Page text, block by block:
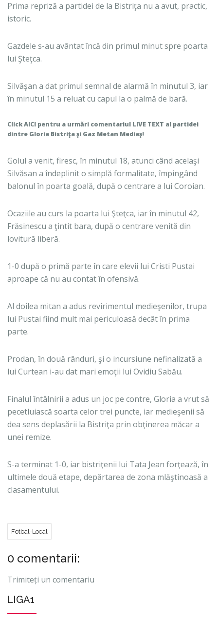
Prima repriză a partidei de la Bistriţa nu a avut, practic,
istoric.
Gazdele s-au avântat încă din primul minut spre poarta
lui Şteţca.
Silvăşan a dat primul semnal de alarmă în minutul 3, iar
în minutul 15 a reluat cu capul la o palmă de bară.
Click AICI pentru a urmări comentariul LIVE TEXT al partidei
dintre Gloria Bistriţa şi Gaz Metan Mediaş!
Golul a venit, firesc, în minutul 18, atunci când acelaşi
Silvăsan a îndeplinit o simplă formalitate, împingând
balonul în poarta goală, după o centrare a lui Coroian.
Ocaziile au curs la poarta lui Şteţca, iar în minutul 42,
Frăsinescu a ţintit bara, după o centrare venită din
lovitură liberă.
1-0 după o primă parte în care elevii lui Cristi Pustai
aproape că nu au contat în ofensivă.
Al doilea mitan a adus revirimentul medieşenilor, trupa
lui Pustai fiind mult mai periculoasă decât în prima
parte.
Prodan, în două rânduri, şi o incursiune nefinalizată a
lui Curtean i-au dat mari emoţii lui Ovidiu Sabău.
Finalul întâlnirii a adus un joc pe contre, Gloria a vrut să
pecetluiască soarta celor trei puncte, iar medieşenii să
dea sens deplasării la Bistriţa prin obţinerea măcar a
unei remize.
S-a terminat 1-0, iar bistriţenii lui Tata Jean forţează, în
ultimele două etape, depărtarea de zona mlăştinoasă a
clasamentului.
Fotbal-Local
0 comentarii:
Trimiteți un comentariu
LIGA1